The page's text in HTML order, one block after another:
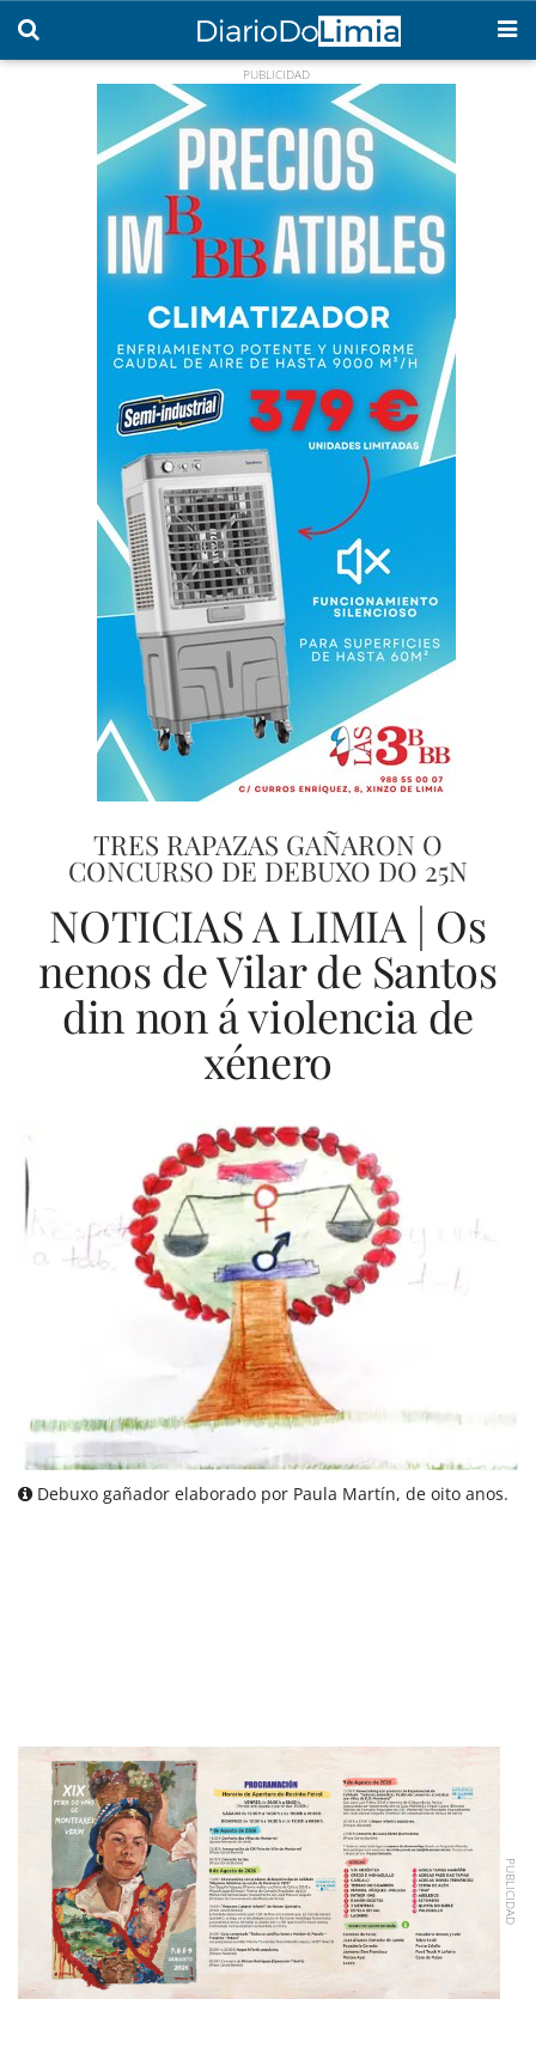
TRES RAPAZAS GAÑARON O
CONCURSO DE DEBUXO DO 25N
NOTICIAS A LIMIA | Os
nenos de Vilar de Santos
din non á violencia de
xénero
Debuxo gañador elaborado por Paula Martín, de oito anos.